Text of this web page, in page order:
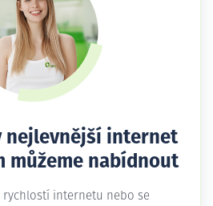
nejlevnější internet
můžeme nabídnout
rychlostí internetu nebo se